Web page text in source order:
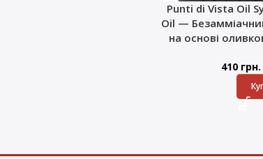
Punti di Vista Oil
Oil —
на основі
410 грн.